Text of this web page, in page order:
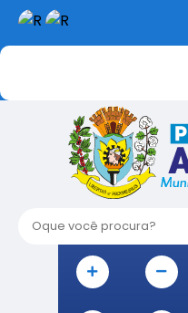
Oque você procura?